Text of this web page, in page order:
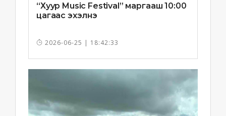
“Хуур Music Festival” маргааш 10:00
цагаас эхэлнэ
2026-06-25 | 18:42:33